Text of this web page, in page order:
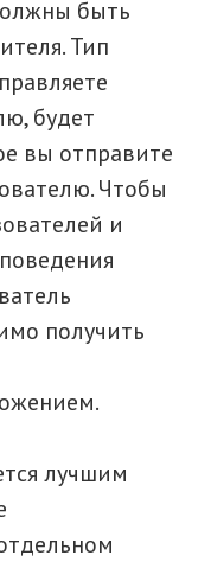
быть
Тип
будет
вы отправите
Чтобы
и
получить
лучшим